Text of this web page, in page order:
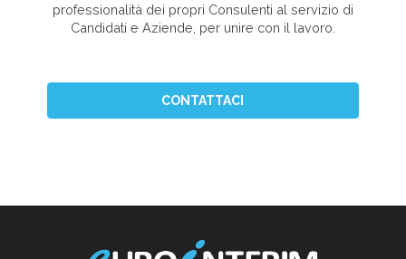
professionalità dei propri Consulenti al servizio di
Candidati e Aziende, per unire con il lavoro.
CONTATTACI